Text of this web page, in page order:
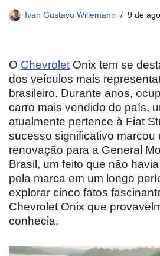
Ivan Gustavo Willemann 9 de
O Chevrolet Onix tem se
dos veículos mais
brasileiro. Durante anos,
carro mais vendido do país,
atualmente pertence à Fiat
sucesso significativo marcou
renovação para a General
Brasil, um feito que não
pela marca em um longo
explorar cinco fatos
Chevrolet Onix que
conhecia.